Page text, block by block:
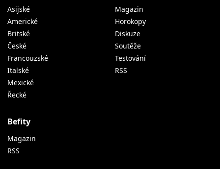
Asijské
Americké
Britské
České
Francouzské
Italské
Mexické
Řecké
Magazin
Horokopy
Diskuze
Soutěže
Testování
RSS
Befity
Magazin
RSS